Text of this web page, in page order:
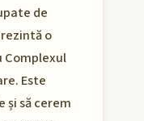
de
o
Complexul
Este
și să cerem